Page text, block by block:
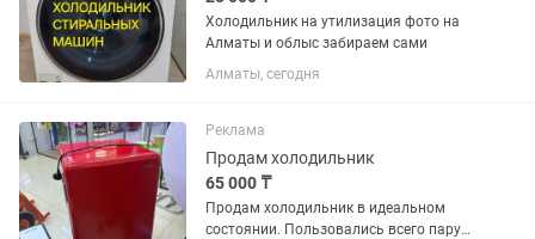
Холодильник на утилизация фото на
Алматы и облыс забираем сами
Алматы, сегодня
Реклама
Продам холодильник
65 000 ₸
Продам холодильник в идеальном
состоянии. Пользовались всего пару